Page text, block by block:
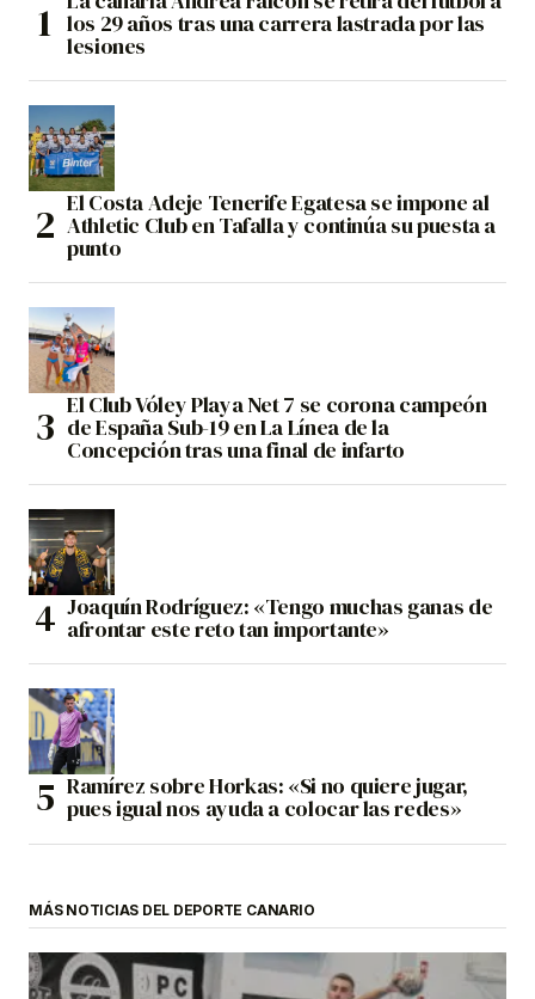
los 29 años tras una carrera lastrada por las
lesiones
El Costa Adeje Tenerife Egatesa se impone al
Athletic Club en Tafalla y continúa su puesta a
punto
El Club Vóley Playa Net 7 se corona campeón
de España Sub-19 en La Línea de la
Concepción tras una final de infarto
Joaquín Rodríguez: «Tengo muchas ganas de
afrontar este reto tan importante»
Ramírez sobre Horkas: «Si no quiere jugar,
pues igual nos ayuda a colocar las redes»
MÁS NOTICIAS DEL DEPORTE CANARIO